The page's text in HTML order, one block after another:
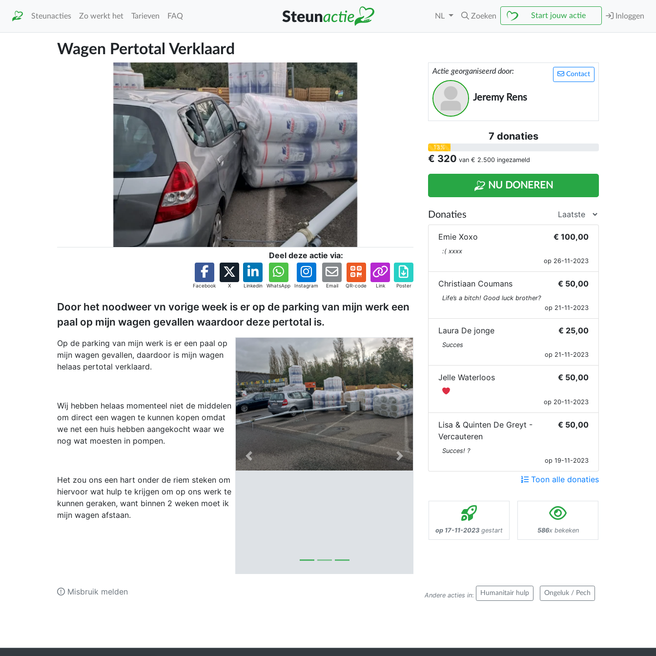
Steunacties Zo werkt het Tarieven FAQ NL Zoeken Start jouw actie Inloggen
Wagen Pertotal Verklaard
Deel deze actie via:
Facebook X Linkedin WhatsApp Instagram Email QR-code Link Poster
Door het noodweer vn vorige week is er op de parking van mijn werk een
paal op mijn wagen gevallen waardoor deze pertotal is.
Previous Next
Op de parking van mijn werk is er een paal op
mijn wagen gevallen, daardoor is mijn wagen
helaas pertotal verklaard.
Wij hebben helaas momenteel niet de middelen
om direct een wagen te kunnen kopen omdat
we net een huis hebben aangekocht waar we
nog wat moesten in pompen.
Het zou ons een hart onder de riem steken om
hiervoor wat hulp te krijgen om op ons werk te
kunnen geraken, want binnen 2 weken moet ik
mijn wagen afstaan.
Contact
Actie georganiseerd door:
Jeremy Rens
7 donaties
13%
€ 320 van € 2.500 ingezameld
NU DONEREN
Donaties
Emie Xoxo € 100,00
:( xxxx
op 26-11-2023
Christiaan Coumans € 50,00
Life’s a bitch! Good luck brother?
op 21-11-2023
Laura De jonge € 25,00
Succes
op 21-11-2023
Jelle Waterloos € 50,00
op 20-11-2023
Lisa & Quinten De Greyt -
Vercauteren
€ 50,00
Succes! ?
op 19-11-2023
Toon alle donaties
op 17-11-2023 gestart 586x bekeken
Andere acties in: Humanitair hulp Ongeluk / Pech
Misbruik melden